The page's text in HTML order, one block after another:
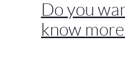
Do you
know more